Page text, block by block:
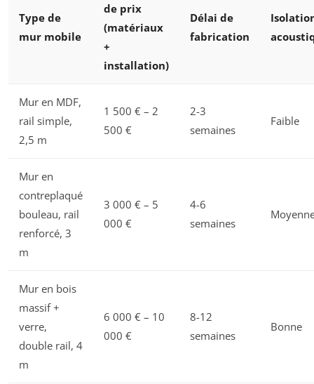
Type de
mur mobile
de prix
(matériaux
+
installation)
Délai de
fabrication
Mur en MDF,
rail simple,
2,5 m
1 500 € – 2
500 €
2-3
semaines
Faible
Mur en
contreplaqué
bouleau, rail
renforcé, 3
m
3 000 € – 5
000 €
4-6
semaines
Mur en bois
massif +
verre,
double rail, 4
m
6 000 € – 10
000 €
8-12
semaines
Bonne